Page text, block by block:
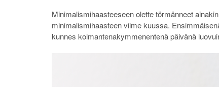
Minimalismihaasteeseen olette törmänneet
minimalismihaasteen viime kuussa.
kunnes kolmantenakymmenentenä päivänä